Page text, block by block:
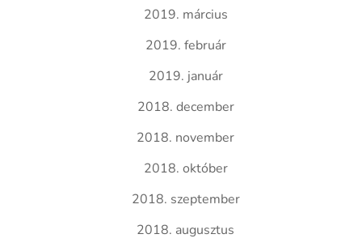
2019. március
2019. február
2019. január
2018. december
2018. november
2018. október
2018. szeptember
2018. augusztus